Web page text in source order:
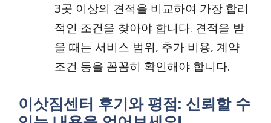
3곳 이상의 견적을 비교하여 가장 합리
적인 조건을 찾아야 합니다. 견적을 받
을 때는 서비스 범위, 추가 비용, 계약
조건 등을 꼼꼼히 확인해야 합니다.
이삿짐센터 후기와 평점: 신뢰할 수